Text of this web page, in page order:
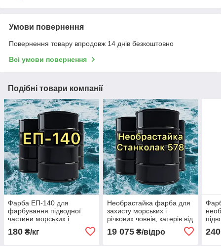
Умови повернення
Повернення товару впродовж 14 днів безкоштовно
Всі умови повернення
Подібні товари компанії
Фарба ЕП-140 для
фарбування підводної
частини морських і
180 ₴/кг
Необрастайка фарба для
захисту морських і
річкових човнів, катерів від
578 відро 15кг
19 075₴/відро 240